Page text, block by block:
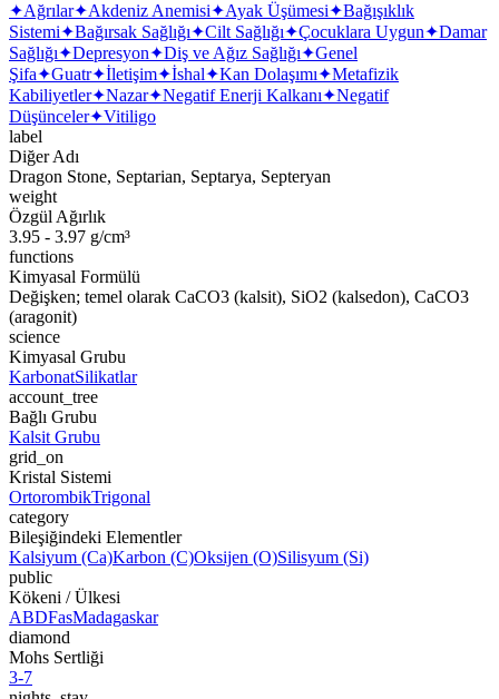
✦Ağrılar✦Akdeniz Anemisi✦Ayak Üşümesi✦Bağışıklık
Sistemi✦Bağırsak Sağlığı✦Cilt Sağlığı✦Çocuklara Uygun✦Damar
Sağlığı✦Depresyon✦Diş ve Ağız Sağlığı✦Genel
Şifa✦Guatr✦İletişim✦İshal✦Kan Dolaşımı✦Metafizik
Kabiliyetler✦Nazar✦Negatif Enerji Kalkanı✦Negatif
Düşünceler✦Vitiligo
label
Diğer Adı
Dragon Stone, Septarian, Septarya, Septeryan
weight
Özgül Ağırlık
3.95 - 3.97 g/cm³
functions
Kimyasal Formülü
Değişken; temel olarak CaCO3 (kalsit), SiO2 (kalsedon), CaCO3
(aragonit)
science
Kimyasal Grubu
KarbonatSilikatlar
account_tree
Bağlı Grubu
Kalsit Grubu
grid_on
Kristal Sistemi
OrtorombikTrigonal
category
Bileşiğindeki Elementler
Kalsiyum (Ca)Karbon (C)Oksijen (O)Silisyum (Si)
public
Kökeni / Ülkesi
ABDFasMadagaskar
diamond
Mohs Sertliği
3-7